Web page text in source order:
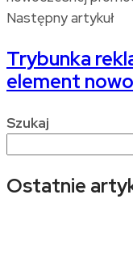
Następny artykuł
Trybunka
element
Szukaj
Ostatnie